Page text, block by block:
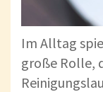
Im Alltag
große Rolle,